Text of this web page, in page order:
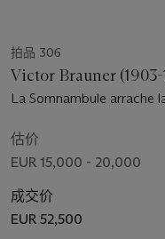
拍品 306
Victor Brauner
La Somnambule arrache
估价
EUR 15,000 - 20,000
成交价
EUR 52,500